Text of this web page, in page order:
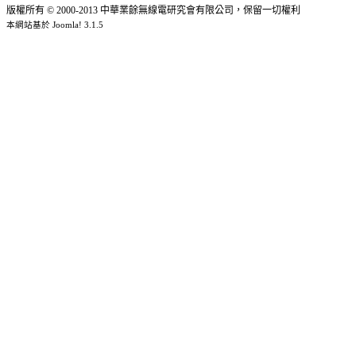
版權所有 © 2000-2013 中華業餘無線電研究會有限公司，保留一切權利
本網站基於 Joomla! 3.1.5